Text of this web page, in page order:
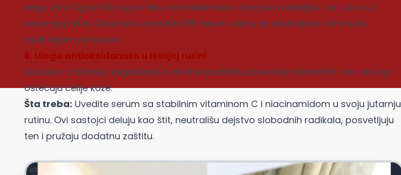
nego zimi. Ograničite upotrebu na maksimalno dva puta nedeljno i isključivo u
večernjoj rutini. Obavezno koristite SPF tokom dana, jer eksfolijatori čine kožu
osetljivijom na sunce.
6. Uloga antioksidanata u letnjoj rutini
Sunčevo zračenje i zagađenje iz okoline podstiču stvaranje slobodnih radikala koji
oštećuju ćelije kože.
Šta treba: Uvedite serum sa stabilnim vitaminom C i niacinamidom u svoju jutarnju
rutinu. Ovi sastojci deluju kao štit, neutrališu dejstvo slobodnih radikala, posvetljuju
ten i pružaju dodatnu zaštitu.
Foto: Freepik.com